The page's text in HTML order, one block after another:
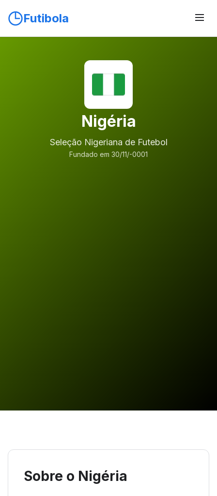
Futibola
Nigéria
Seleção Nigeriana de Futebol
Fundado em 30/11/-0001
Sobre o Nigéria